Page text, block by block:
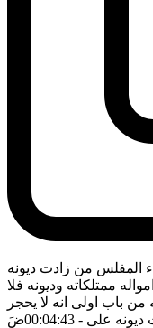
المفلس من زادت ديونه
ممتلكاته وديونه فلا
من باب اولى انه لا يحجر
ديونه على - 00:04:43 ضَ